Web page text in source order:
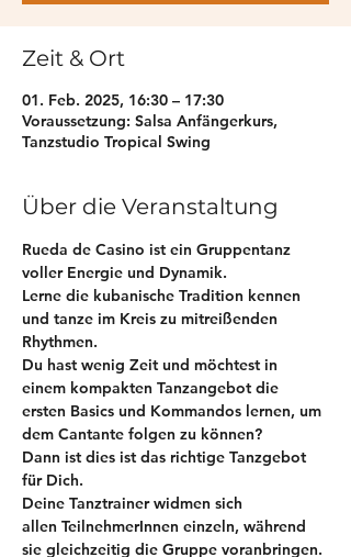
Zeit & Ort
01. Feb. 2025, 16:30 – 17:30
Voraussetzung: Salsa Anfängerkurs,
Tanzstudio Tropical Swing
Über die Veranstaltung
Rueda de Casino ist ein Gruppentanz
voller Energie und Dynamik.
Lerne die kubanische Tradition kennen
und tanze im Kreis zu mitreißenden
Rhythmen.
Du hast wenig Zeit und möchtest in
einem kompakten Tanzangebot die
ersten Basics und Kommandos lernen, um
dem Cantante folgen zu können?
Dann ist dies ist das richtige Tanzgebot
für Dich.
Deine Tanztrainer widmen sich
allen TeilnehmerInnen einzeln, während
sie gleichzeitig die Gruppe voranbringen.